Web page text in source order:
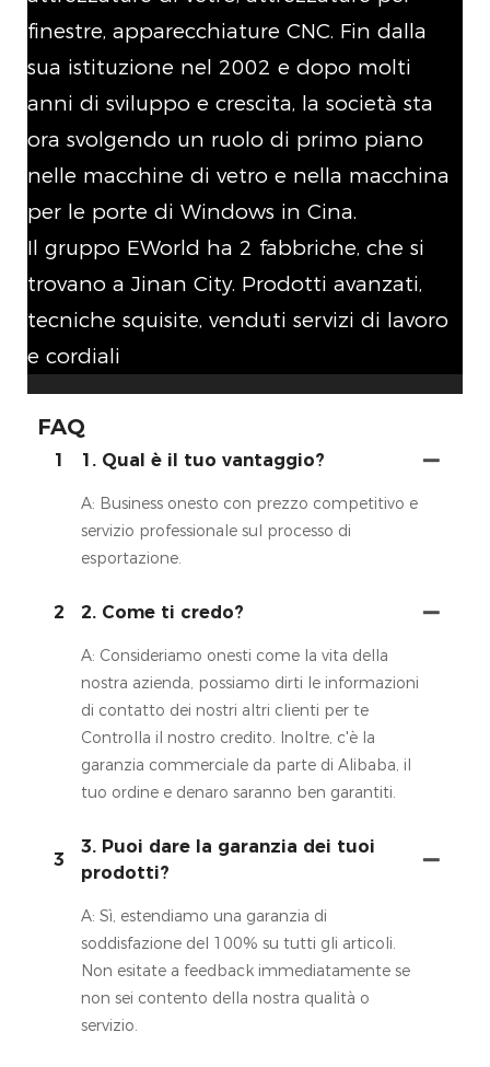
finestre, apparecchiature CNC. Fin dalla
sua istituzione nel 2002 e dopo molti
anni di sviluppo e crescita, la società sta
ora svolgendo un ruolo di primo piano
nelle macchine di vetro e nella macchina
per le porte di Windows in Cina.
Il gruppo EWorld ha 2 fabbriche, che si
trovano a Jinan City. Prodotti avanzati,
tecniche squisite, venduti servizi di lavoro
e cordiali
FAQ
1 1. Qual è il tuo vantaggio?
A: Business onesto con prezzo competitivo e
servizio professionale sul processo di
esportazione.
2 2. Come ti credo?
A: Consideriamo onesti come la vita della
nostra azienda, possiamo dirti le informazioni
di contatto dei nostri altri clienti per te
Controlla il nostro credito. Inoltre, c'è la
garanzia commerciale da parte di Alibaba, il
tuo ordine e denaro saranno ben garantiti.
3
3. Puoi dare la garanzia dei tuoi
prodotti?
A: Sì, estendiamo una garanzia di
soddisfazione del 100% su tutti gli articoli.
Non esitate a feedback immediatamente se
non sei contento della nostra qualità o
servizio.